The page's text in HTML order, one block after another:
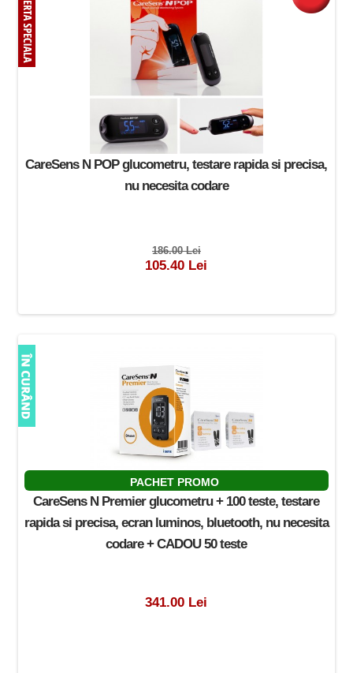
CareSens N POP glucometru, testare rapida si precisa,
nu necesita codare
186.00 Lei
105.40 Lei
PACHET PROMO
CareSens N Premier glucometru + 100 teste, testare
rapida si precisa, ecran luminos, bluetooth, nu necesita
codare + CADOU 50 teste
341.00 Lei